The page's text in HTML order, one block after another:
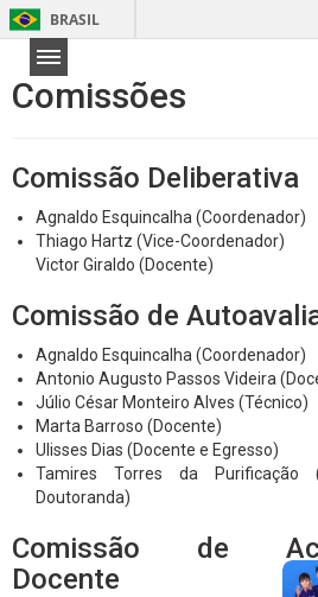
BRASIL
Comissões
Comissão Deliberativa
Agnaldo Esquincalha (Coordenador)
Thiago Hartz (Vice-Coordenador)
Victor Giraldo (Docente)
Comissão de
Agnaldo Esquincalha (Coordenador)
Antonio Augusto Passos Videira
Júlio César Monteiro Alves (Técnico)
Marta Barroso (Docente)
Ulisses Dias (Docente e Egresso)
Tamires Torres da Purificação
Doutoranda)
Comissão de
Docente